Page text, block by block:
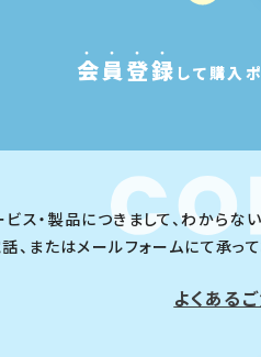
会員 登録 して購入
ス・製品につきまして、わからな
、またはメールフォームにて承っ
よくある